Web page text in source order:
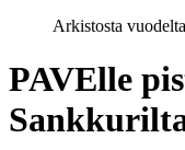
Arkistosta
PAVElle